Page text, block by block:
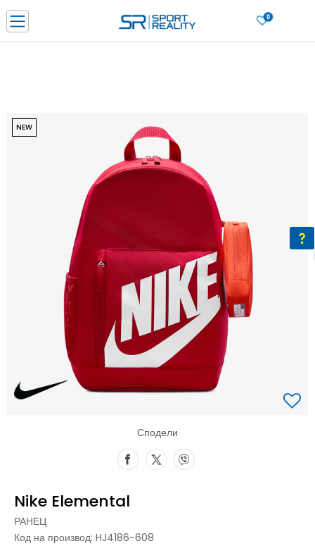
0
& COLLECT Платете со картичка online и подигнете во продавницата по ваш
ДОЗНАЈ ПОВЕЌЕ
Ценовник
ДОЗНАЈ ПОВЕЌЕ
NEW
Сподели
Nike Elemental
РАНЕЦ
Код на производ: HJ4186-608